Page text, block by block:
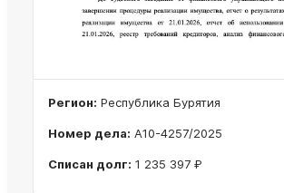
Регион: Республика Бурятия
Номер дела: А10-4257/2025
Списан долг: 1 235 397 ₽